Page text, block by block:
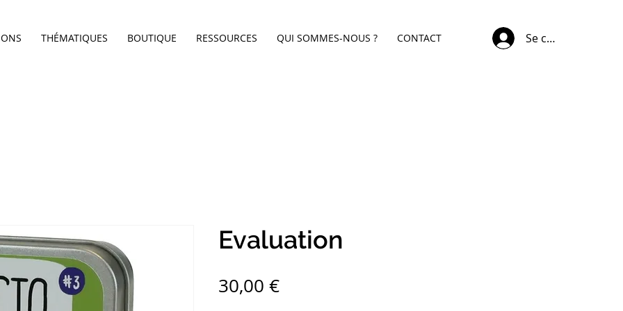
THÉMATIQUES BOUTIQUE RESSOURCES QUI SOMMES-NOUS ? CONTACT Se connecter
Evaluation
30,00 €Prix